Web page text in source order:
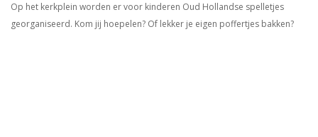
Op het kerkplein worden er voor kinderen Oud Hollandse spelletjes
georganiseerd. Kom jij hoepelen? Of lekker je eigen poffertjes bakken?